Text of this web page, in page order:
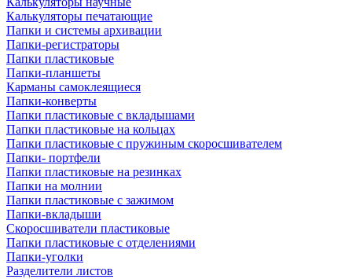
Калькуляторы печатающие
Папки и системы архивации
Папки-регистраторы
Папки пластиковые
Папки-планшеты
Карманы самоклеящиеся
Папки-конверты
Папки пластиковые с вкладышами
Папки пластиковые на кольцах
Папки пластиковые с пружиным скоросшивателем
Папки- портфели
Папки пластиковые на резинках
Папки на молнии
Папки пластиковые с зажимом
Папки-вкладыши
Скоросшиватели пластиковые
Папки пластиковые с отделениями
Папки-уголки
Разделители листов